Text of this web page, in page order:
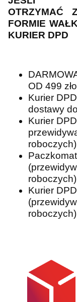
OTRZYMAĆ
FORMIE
KURIER DPD
OD 499
Kurier
dostawy
Kurier
roboczych)
roboczych)
Kurier
roboczych)